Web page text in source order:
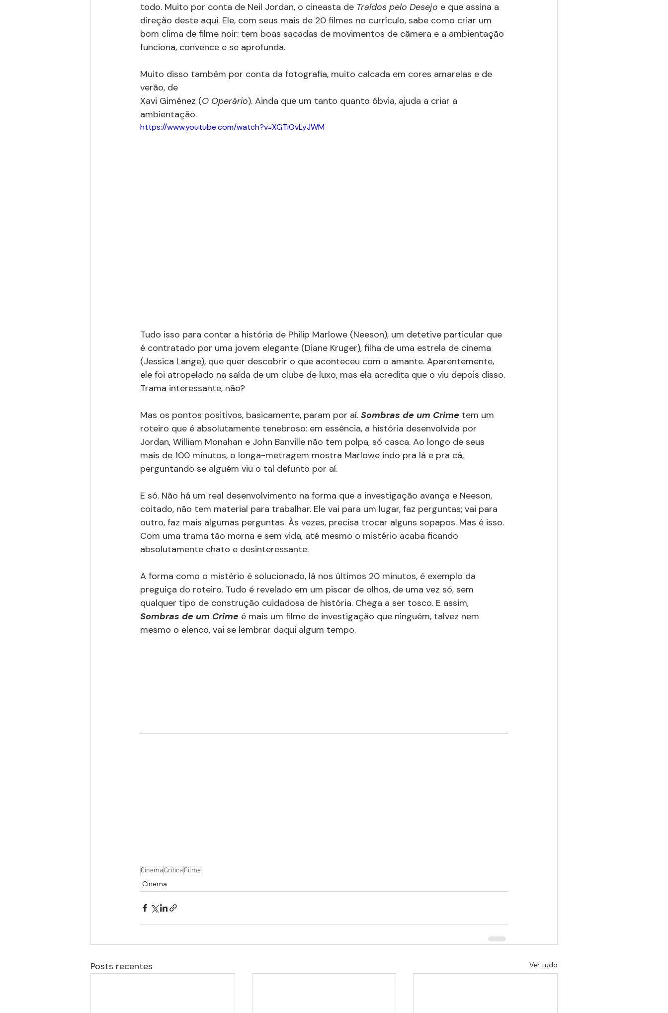
todo. Muito por conta de Neil Jordan, o cineasta de Traídos pelo Desejo e que assina a
direção deste aqui. Ele, com seus mais de 20 filmes no currículo, sabe como criar um
bom clima de filme noir: tem boas sacadas de movimentos de câmera e a ambientação
funciona, convence e se aprofunda.
Muito disso também por conta da fotografia, muito calcada em cores amarelas e de
verão, de
Xavi Giménez (O Operário). Ainda que um tanto quanto óbvia, ajuda a criar a
ambientação.
https://www.youtube.com/watch?v=XGTiOvLyJWM
Tudo isso para contar a história de Philip Marlowe (Neeson), um detetive particular que
é contratado por uma jovem elegante (Diane Kruger), filha de uma estrela de cinema
(Jessica Lange), que quer descobrir o que aconteceu com o amante. Aparentemente,
ele foi atropelado na saída de um clube de luxo, mas ela acredita que o viu depois disso.
Trama interessante, não?
Mas os pontos positivos, basicamente, param por aí. Sombras de um Crime tem um
roteiro que é absolutamente tenebroso: em essência, a história desenvolvida por
Jordan, William Monahan e John Banville não tem polpa, só casca. Ao longo de seus
mais de 100 minutos, o longa-metragem mostra Marlowe indo pra lá e pra cá,
perguntando se alguém viu o tal defunto por aí.
E só. Não há um real desenvolvimento na forma que a investigação avança e Neeson,
coitado, não tem material para trabalhar. Ele vai para um lugar, faz perguntas; vai para
outro, faz mais algumas perguntas. Às vezes, precisa trocar alguns sopapos. Mas é isso.
Com uma trama tão morna e sem vida, até mesmo o mistério acaba ficando
absolutamente chato e desinteressante.
A forma como o mistério é solucionado, lá nos últimos 20 minutos, é exemplo da
preguiça do roteiro. Tudo é revelado em um piscar de olhos, de uma vez só, sem
qualquer tipo de construção cuidadosa de história. Chega a ser tosco. E assim,
Sombras de um Crime é mais um filme de investigação que ninguém, talvez nem
mesmo o elenco, vai se lembrar daqui algum tempo.
Cinema Crítica Filme
Cinema
Posts recentes Ver tudo